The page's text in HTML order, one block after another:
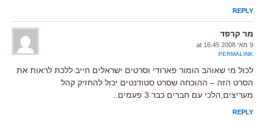
REPLY
מר קרפד
9 מאי 2008 at 16:45
PERMALINK
לכול מי שאוהב הומור פארודי וסרטים ישראלים חייב ללכת לראות את
הסרט הזה – ההוכחה שסרט סטודנטים יכול להחזיק קהל
מעריצים,הלכי עם חברים כבר 3 פעמים..
REPLY